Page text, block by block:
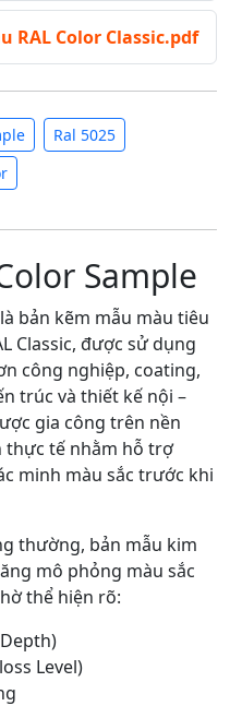
RAL Color Classic.pdf
Ral 5025
Sample
bản kẽm mẫu màu tiêu
Classic, được sử dụng
công nghiệp, coating,
trúc và thiết kế nội –
gia công trên nền
thực tế nhằm hỗ trợ
minh màu sắc trước khi
thường, bản mẫu kim
mô phỏng màu sắc
thể hiện rõ:
Level)